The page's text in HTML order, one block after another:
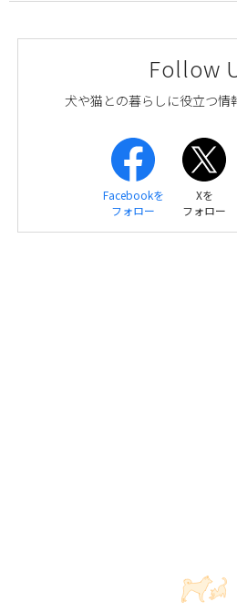
Follow
犬や猫との暮らしに役立つ情
Facebookを
フォロー
Xを
フォロー